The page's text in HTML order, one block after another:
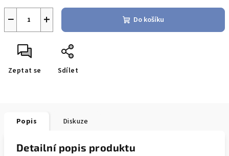
+
− Do košíku
Zeptat se Sdílet
Popis Diskuze
Detailní popis produktu